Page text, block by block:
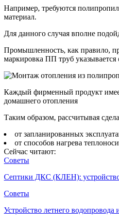
Например, требуются
материал.
Для данного случая вполне
Промышленность, как правило,
маркировка ПП труб
Каждый фирменный продукт
домашнего отопления
Таким образом, рассчитывая
от запланированных
от способов нагрева
Сейчас читают:
Советы
Септики ДКС (КЛЕН):
Советы
Устройство летнего